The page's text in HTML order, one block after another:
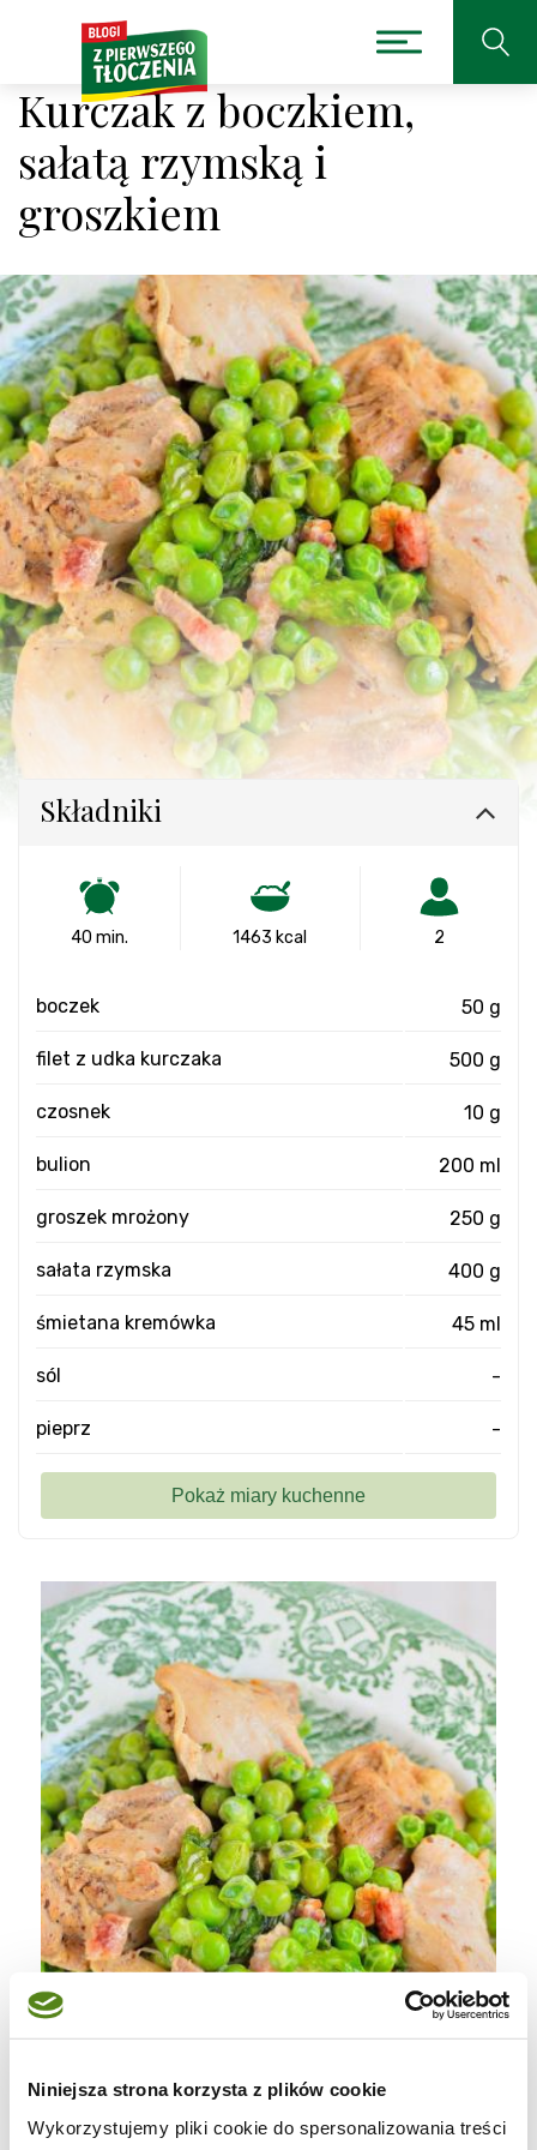
Niniejsza strona korzysta z plików cookie
Wykorzystujemy pliki cookie do spersonalizowania treści
Kurczak z boczkiem,
sałatą rzymską i
groszkiem
Składniki
40 min. 1463 kcal 2
boczek 50 g
filet z udka kurczaka 500 g
czosnek 10 g
bulion 200 ml
groszek mrożony 250 g
sałata rzymska 400 g
śmietana kremówka 45 ml
sól -
pieprz -